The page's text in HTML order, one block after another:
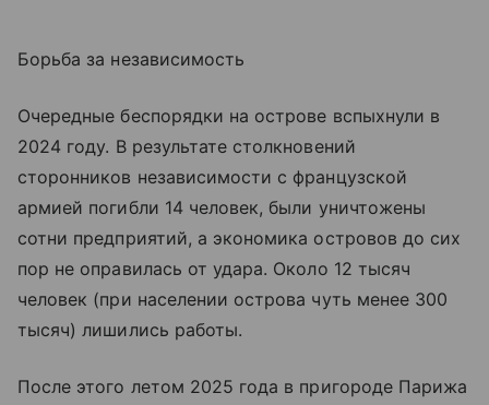
Борьба за независимость
Очередные беспорядки на острове вспыхнули в
2024 году. В результате столкновений
сторонников независимости с французской
армией погибли 14 человек, были уничтожены
сотни предприятий, а экономика островов до сих
пор не оправилась от удара. Около 12 тысяч
человек (при населении острова чуть менее 300
тысяч) лишились работы.
После этого летом 2025 года в пригороде Парижа